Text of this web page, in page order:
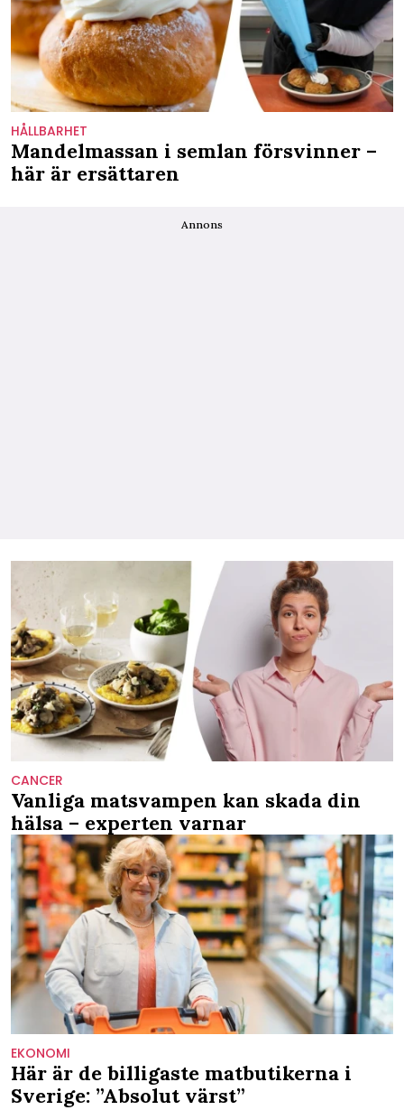
HÅLLBARHET
Mandelmassan i semlan försvinner –
här är ersättaren
Annons
CANCER
Vanliga matsvampen kan skada din
hälsa – experten varnar
EKONOMI
Här är de billigaste matbutikerna i
Sverige: ”Absolut värst”